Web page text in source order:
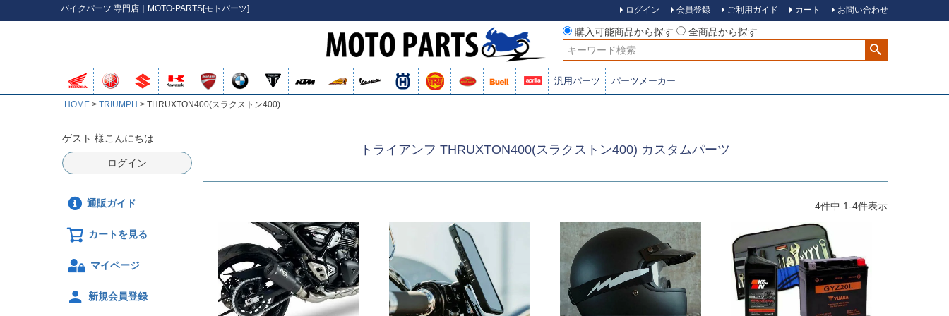
バイクパーツ 専門店｜MOTO-PARTS[モトパーツ] ログイン 会員登録 ご利用ガイド カート お問い合わせ
購入可能商品から探す
全商品から探す
検索
汎用パーツ パーツメーカー
HOME TRIUMPH THRUXTON400(スラクストン400)
ゲスト 様こんにちは
ログイン
通販ガイド
カートを見る
マイページ
新規会員登録
トライアンフ THRUXTON400(スラクストン400) カスタムパーツ
4件中 1-4件表示